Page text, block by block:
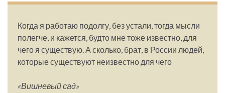
Когда я работаю подолгу, без устали, тогда мысли
полегче, и кажется, будто мне тоже известно, для
чего я существую. А сколько, брат, в России людей,
которые существуют неизвестно для чего
«Вишневый сад»